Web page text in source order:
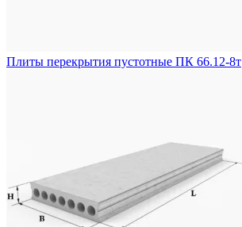
Плиты перекрытия пустотные ПК 66.12-8т